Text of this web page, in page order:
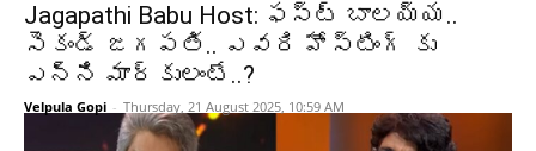
Jagapathi Babu Host: ఫస్ట్ బాలయ్య..
సెకండ్ జగపతి.. ఎవరి హోస్టింగ్ కు
ఎన్ని మార్కులంటే..?
Velpula Gopi - Thursday, 21 August 2025, 10:59 AM